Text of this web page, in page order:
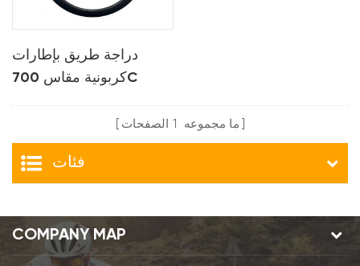
دراجة طريق بإطارات
كربونية مقاس 700C
ما مجموعه 1 الصفحات
فئات
COMPANY MAP